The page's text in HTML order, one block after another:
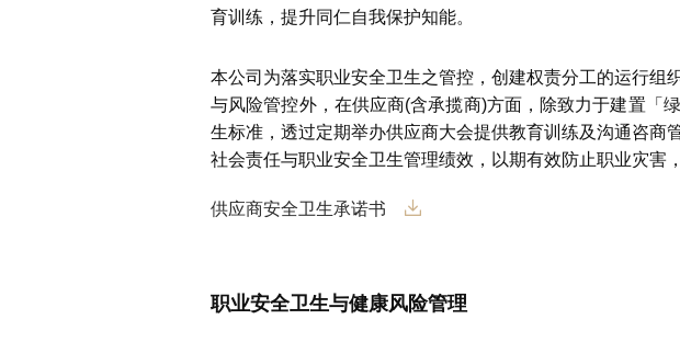
育训练，提升同仁自我保护知能。
本公司为落实职业安全卫生之管控，创建权责分工的运行
与风险管控外，在供应商(含承揽商)方面，除致力于建置「
生标准，透过定期举办供应商大会提供教育训练及沟通咨
社会责任与职业安全卫生管理绩效，以期有效防止职业灾害
供应商安全卫生承诺书
职业安全卫生与健康风险管理